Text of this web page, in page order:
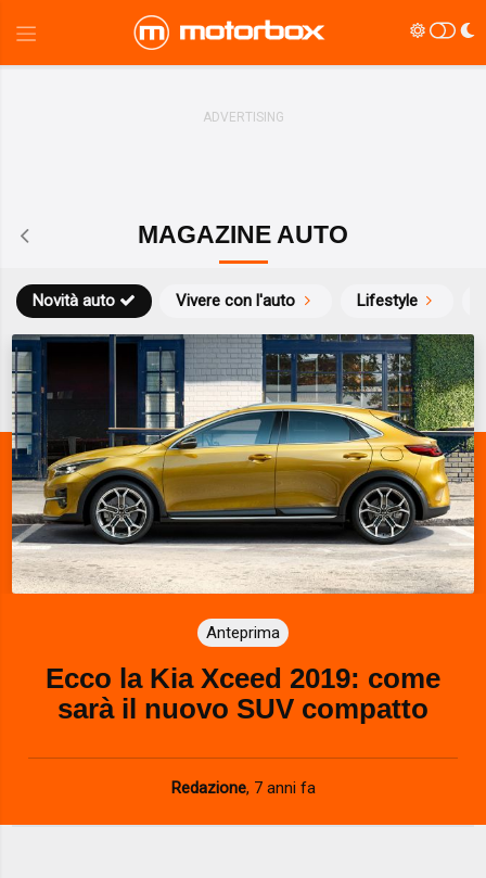
MAGAZINE AUTO
Novità auto Vivere con l'auto Lifestyle
Anteprima
Ecco la Kia Xceed 2019: come
sarà il nuovo SUV compatto
Redazione, 7 anni fa